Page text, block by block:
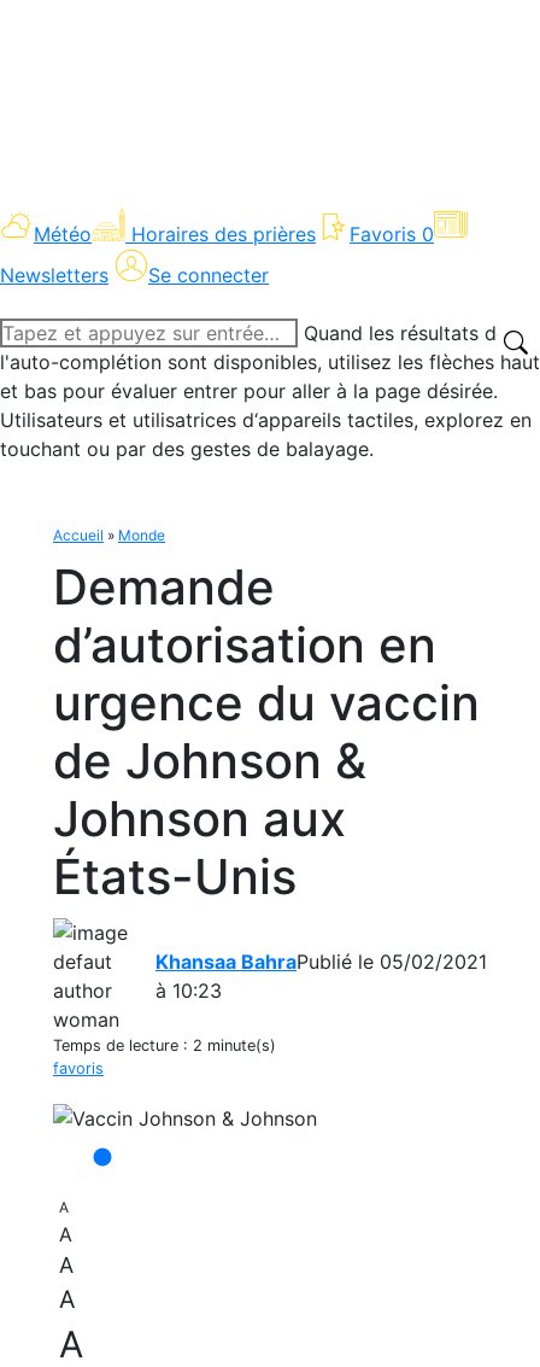
Météo Horaires des prières Favoris 0
Newsletters
Se connecter
Recherche
:
Quand les résultats de
l'auto-complétion sont disponibles, utilisez les flèches haut
et bas pour évaluer entrer pour aller à la page désirée.
Utilisateurs et utilisatrices d‘appareils tactiles, explorez en
touchant ou par des gestes de balayage.
Accueil » Monde
Demande
d’autorisation en
urgence du vaccin
de Johnson &
Johnson aux
États-Unis
Khansaa BahraPublié le 05/02/2021
à 10:23
Temps de lecture : 2 minute(s)
favoris
A
A
A
A
A